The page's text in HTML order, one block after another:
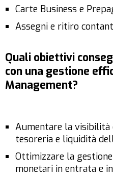
Carte Business e
Assegni e ritiro
Quali obiettivi
con una gestione
Management?
Aumentare la
tesoreria e liquidità
Ottimizzare la
monetari in entrata e